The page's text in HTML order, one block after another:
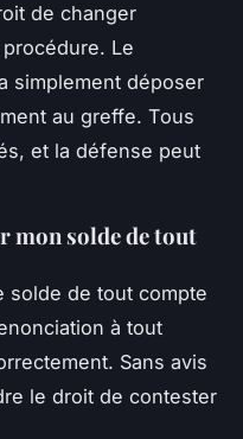
de changer
Le
simplement déposer
au greffe. Tous
et la défense peut
mon solde de tout
solde de tout compte
à tout
Sans avis
le droit de contester